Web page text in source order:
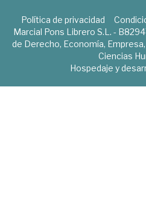
Política de privacidad
Marcial Pons Librero S.L. -
de Derecho, Economía,
Ciencias
Hospedaje y